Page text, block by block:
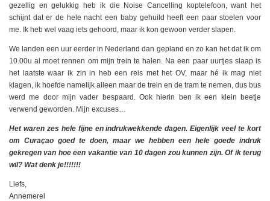
gezellig en gelukkig heb ik die Noise Cancelling koptelefoon, want het
schijnt dat er de hele nacht een baby gehuild heeft een paar stoelen voor
me. Ik heb wel vaag iets gehoord, maar ik kon gewoon verder slapen.
We landen een uur eerder in Nederland dan gepland en zo kan het dat ik om
10.00u al moet rennen om mijn trein te halen. Na een paar uurtjes slaap is
het laatste waar ik zin in heb een reis met het OV, maar hé ik mag niet
klagen, ik hoefde namelijk alleen maar de trein en de tram te nemen, dus bus
werd me door mijn vader bespaard. Ook hierin ben ik een klein beetje
verwend geworden. Mijn excuses…
Het waren zes hele fijne en indrukwekkende dagen. Eigenlijk veel te kort
om Curaçao goed te doen, maar we hebben een hele goede indruk
gekregen van hoe een vakantie van 10 dagen zou kunnen zijn. Of ik terug
wil? Wat denk je!!!!!!!
Liefs,
Annemerel